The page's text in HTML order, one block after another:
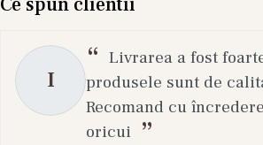
Fiecare brand oferă formule
tale, astfel încât să poți crea un
personalizat care îți scoate în
frumusețea naturală.
Explorează categoria completă
I
Livrarea a fost
produsele sunt de
Recomand cu
oricui